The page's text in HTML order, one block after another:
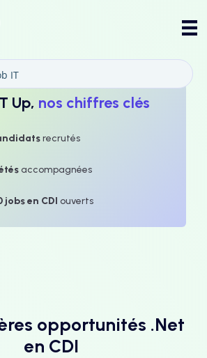
Up, nos chiffres clés
recrutés
accompagnées
jobs en CDI ouverts
opportunités .Net
en CDI